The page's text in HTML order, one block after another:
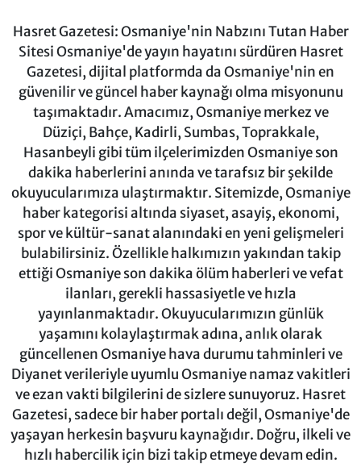
Hasret Gazetesi: Osmaniye'nin Nabzını Tutan Haber
Sitesi Osmaniye'de yayın hayatını sürdüren Hasret
Gazetesi, dijital platformda da Osmaniye'nin en
güvenilir ve güncel haber kaynağı olma misyonunu
taşımaktadır. Amacımız, Osmaniye merkez ve
Düziçi, Bahçe, Kadirli, Sumbas, Toprakkale,
Hasanbeyli gibi tüm ilçelerimizden Osmaniye son
dakika haberlerini anında ve tarafsız bir şekilde
okuyucularımıza ulaştırmaktır. Sitemizde, Osmaniye
haber kategorisi altında siyaset, asayiş, ekonomi,
spor ve kültür-sanat alanındaki en yeni gelişmeleri
bulabilirsiniz. Özellikle halkımızın yakından takip
ettiği Osmaniye son dakika ölüm haberleri ve vefat
ilanları, gerekli hassasiyetle ve hızla
yayınlanmaktadır. Okuyucularımızın günlük
yaşamını kolaylaştırmak adına, anlık olarak
güncellenen Osmaniye hava durumu tahminleri ve
Diyanet verileriyle uyumlu Osmaniye namaz vakitleri
ve ezan vakti bilgilerini de sizlere sunuyoruz. Hasret
Gazetesi, sadece bir haber portalı değil, Osmaniye'de
yaşayan herkesin başvuru kaynağıdır. Doğru, ilkeli ve
hızlı habercilik için bizi takip etmeye devam edin.